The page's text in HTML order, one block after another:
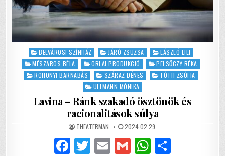
Posted
in
BELVÁROSI SZÍNHÁZ JÁRÓ ZSUZSA
LÁSZLÓ LILI
MÉSZÁROS BÉLA
ORLAI PRODUKCIÓ
PELSŐCZY RÉKA
ROHONYI BARNABÁS
SZÁRAZ DÉNES
TÓTH ZSÓFIA
ULLMANN MÓNIKA
Lavina – Ránk szakadó ösztönök és
racionalitások súlya
AUTHOR:
THEATERMAN PUBLISHED
DATE:
2024.02.29.
F T E G W